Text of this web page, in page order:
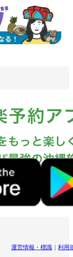
運営情報・標識 利用